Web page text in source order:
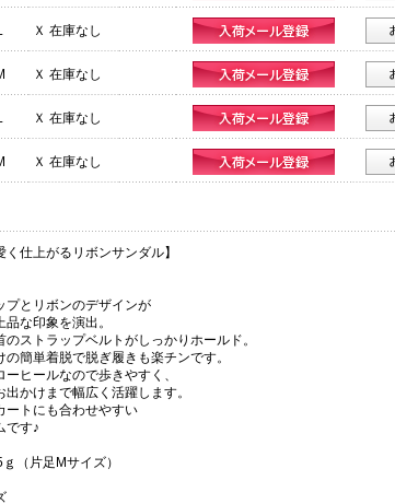
Ｘ 在庫なし
Ｘ 在庫なし
Ｘ 在庫なし
Ｘ 在庫なし
く仕上がるリボンサンダル】
プとリボンのデザインが
な印象を演出。
のストラップベルトがしっかりホールド。
の簡単着脱で脱ぎ履きも楽チンです。
ヒールなので歩きやすく、
かけまで幅広く活躍します。
ートにも合わせやすい
です♪
（片足Mサイズ）